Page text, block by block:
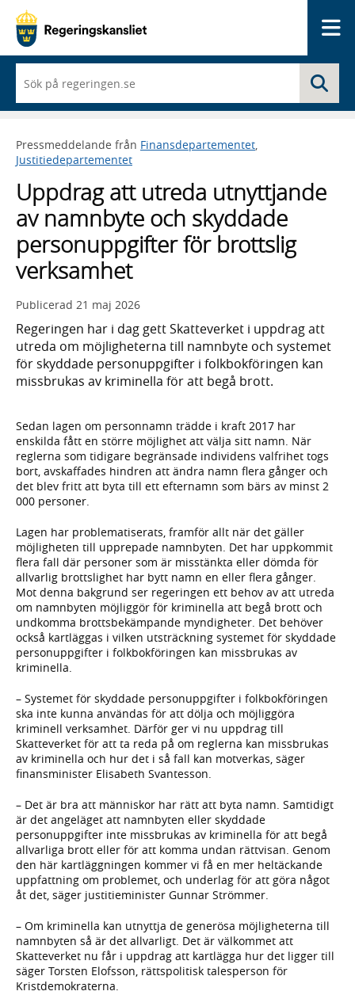
du
börjar
skriva
framträder
en
med
sökförslag
Pressmeddelande från Finansdepartementet,
Justitiedepartementet
Uppdrag att utreda utnyttjande
av namnbyte och skyddade
personuppgifter för brottslig
verksamhet
Publicerad 21 maj 2026
Regeringen har i dag gett Skatteverket i uppdrag att
utreda om möjligheterna till namnbyte och systemet
för skyddade personuppgifter i folkbokföringen kan
missbrukas av kriminella för att begå brott.
Sedan lagen om personnamn trädde i kraft 2017 har
enskilda fått en större möjlighet att välja sitt namn. När
reglerna som tidigare begränsade individens valfrihet togs
bort, avskaffades hindren att ändra namn flera gånger och
det blev fritt att byta till ett efternamn som bärs av minst 2
000 personer.
Lagen har problematiserats, framför allt när det gäller
möjligheten till upprepade namnbyten. Det har uppkommit
flera fall där personer som är misstänkta eller dömda för
allvarlig brottslighet har bytt namn en eller flera gånger.
Mot denna bakgrund ser regeringen ett behov av att utreda
om namnbyten möjlig­gör för kriminella att begå brott och
undkomma brotts­bekämpande myndigheter. Det behöver
också kartläggas i vilken utsträckning systemet för skyddade
personuppgifter i folkbokföringen kan missbrukas av
kriminella.
– Systemet för skyddade personuppgifter i folkbokföringen
ska inte kunna användas för att dölja och möjliggöra
kriminell verksamhet. Därför ger vi nu uppdrag till
Skatteverket för att ta reda på om reglerna kan missbrukas
av kriminella och hur det i så fall kan motverkas, säger
finansminister Elisabeth Svantesson.
– Det är bra att människor har rätt att byta namn. Samtidigt
är det angeläget att namnbyten eller skyddade
personuppgifter inte missbrukas av kriminella för att begå
allvarliga brott eller för att komma undan rättvisan. Genom
den här kartläggningen kommer vi få en mer heltäckande
uppfattning om problemet, och underlag för att göra något
åt det, säger justitieminister Gunnar Strömmer.
– Om kriminella kan utnyttja de generösa möjligheterna till
namnbyten så är det allvarligt. Det är välkommet att
Skatteverket nu får i uppdrag att kartlägga hur det ligger till
säger Torsten Elofsson, rättspolitisk talesperson för
Kristdemokraterna.